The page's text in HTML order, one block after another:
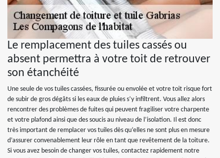
Le remplacement des tuiles cassés ou
absent permettra à votre toit de retrouver
son étanchéité
Une seule de vos tuiles cassées, fissurée ou envolée et votre toit risque fort
de subir de gros dégâts si les eaux de pluies s’y infiltrent. Vous allez alors
rencontrer des problèmes de fuites qui peuvent fragiliser votre charpente
et votre plafond ainsi que des soucis au niveau de l’isolation. Il est donc
très important de remplacer vos tuiles dès qu’elles ne sont plus en mesure
d’assurer convenablement leur rôle en tant que revêtement de la toiture.
Si vous avez besoin de changer vos tuiles, contactez rapidement notre